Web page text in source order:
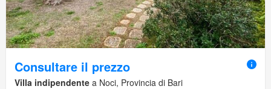
Consultare il prezzo
Villa indipendente a Noci, Provincia di Bari